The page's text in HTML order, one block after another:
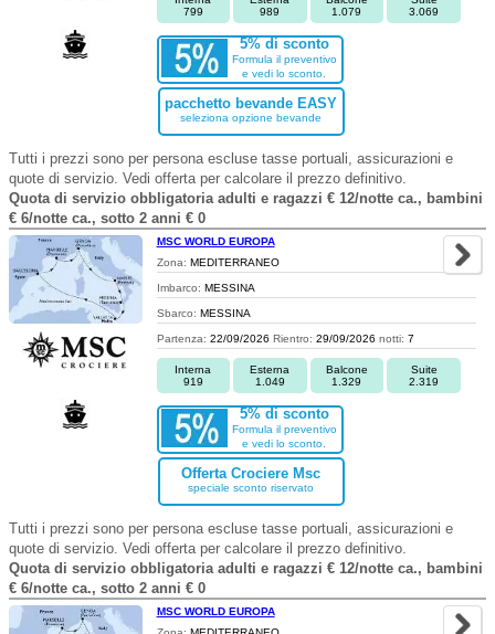
799
989
1.079
3.069
5% di sconto
Formula il preventivo
e vedi lo sconto.
pacchetto bevande EASY
seleziona opzione bevande
Tutti i prezzi sono per persona escluse tasse portuali, assicurazioni e
quote di servizio. Vedi offerta per calcolare il prezzo definitivo.
Quota di servizio obbligatoria adulti e ragazzi € 12/notte ca., bambini
€ 6/notte ca., sotto 2 anni € 0
MSC WORLD EUROPA
Zona: MEDITERRANEO
Imbarco: MESSINA
Sbarco: MESSINA
Partenza: 22/09/2026 Rientro: 29/09/2026 notti: 7
Interna
919
Esterna
1.049
Balcone
1.329
Suite
2.319
5% di sconto
Formula il preventivo
e vedi lo sconto.
Offerta Crociere Msc
speciale sconto riservato
Tutti i prezzi sono per persona escluse tasse portuali, assicurazioni e
quote di servizio. Vedi offerta per calcolare il prezzo definitivo.
Quota di servizio obbligatoria adulti e ragazzi € 12/notte ca., bambini
€ 6/notte ca., sotto 2 anni € 0
MSC WORLD EUROPA